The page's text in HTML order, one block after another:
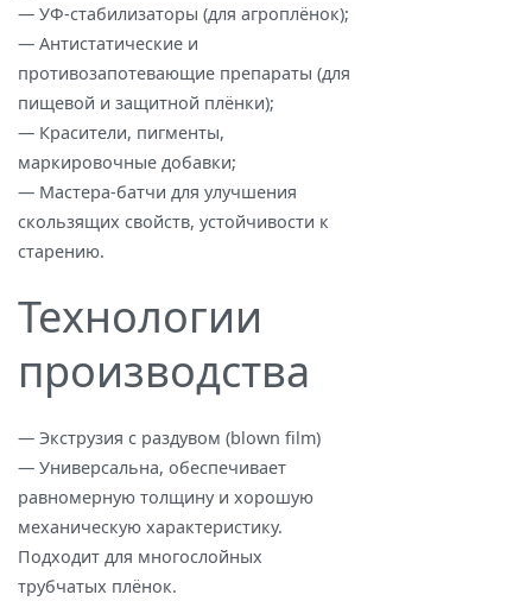
— УФ‑стабилизаторы (для агроплёнок);
— Антистатические и
противозапотевающие препараты (для
пищевой и защитной плёнки);
— Красители, пигменты,
маркировочные добавки;
— Мастера‑батчи для улучшения
скользящих свойств, устойчивости к
старению.
Технологии
производства
— Экструзия с раздувом (blown film)
— Универсальна, обеспечивает
равномерную толщину и хорошую
механическую характеристику.
Подходит для многослойных
трубчатых плёнок.